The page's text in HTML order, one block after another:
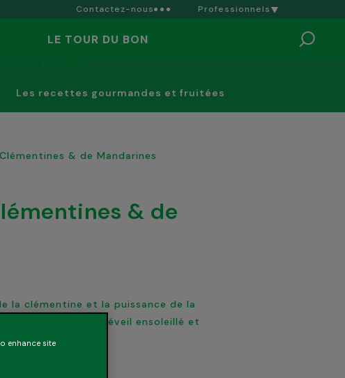
Contactez-nous Professionnels
LE TOUR DU BON
Les recettes gourmandes et fruitées
& de Mandarines
la clémentine et la puissance de la
saut du lit pour un réveil ensoleillé et
enhance site